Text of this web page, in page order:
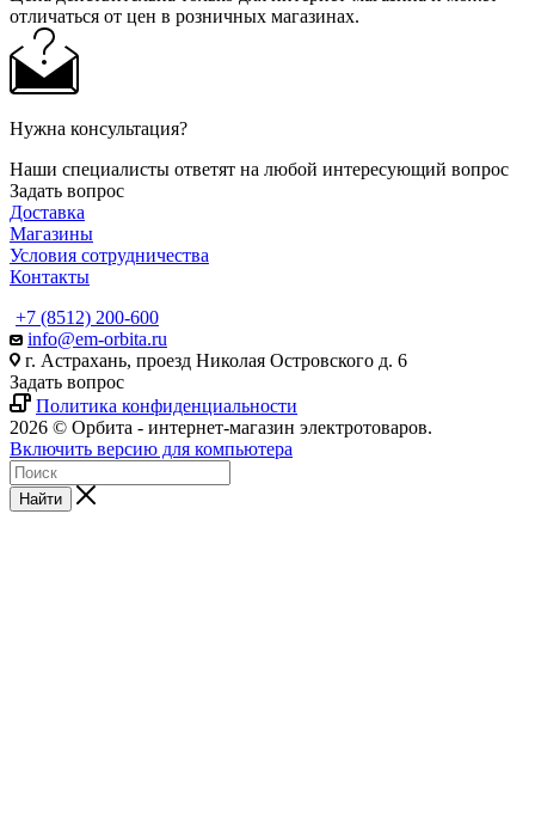
отличаться от цен в розничных магазинах.
Нужна консультация?
Наши специалисты ответят на любой интересующий вопрос
Задать вопрос
Доставка
Магазины
Условия сотрудничества
Контакты
+7 (8512) 200-600
info@em-orbita.ru
г. Астрахань, проезд Николая Островского д. 6
Задать вопрос
Политика конфиденциальности
2026 © Орбита - интернет-магазин электротоваров.
Включить версию для компьютера
Найти